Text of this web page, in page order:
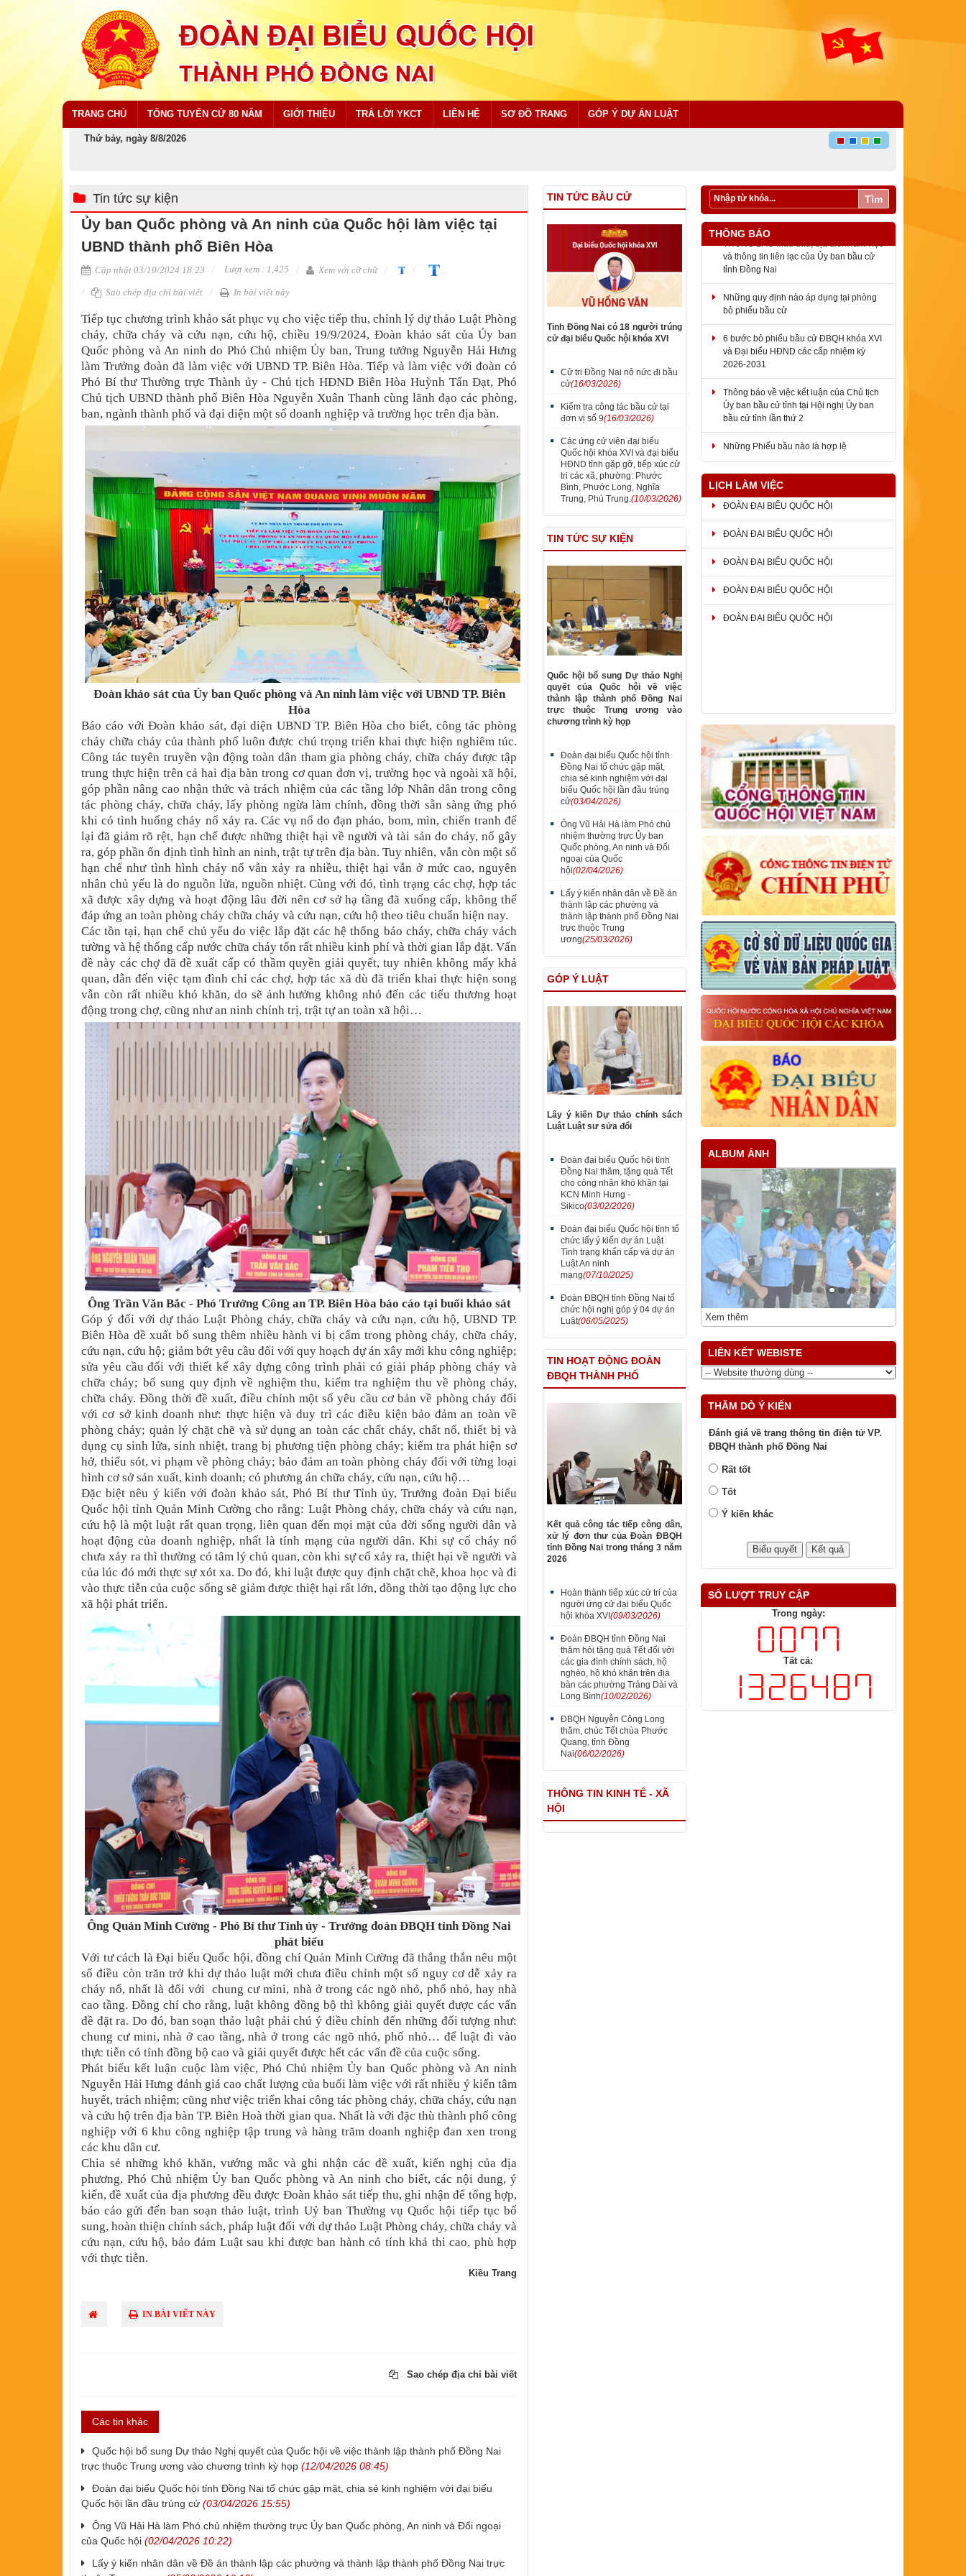
TRANG CHỦ TỔNG TUYỂN CỬ 80 NĂM GIỚI THIỆU TRẢ LỜI YKCT LIÊN HỆ SƠ ĐỒ TRANG GÓP Ý DỰ ÁN LUẬT
Thứ bảy, ngày 8/8/2026
Tìm
Tin tức sự kiện
Ủy ban Quốc phòng và An ninh của Quốc hội làm việc tại
UBND thành phố Biên Hòa
Cập nhật 03/10/2024 18:23 Lượt xem : 1,425 Xem với cỡ chữ
Sao chép địa chỉ bài viết In bài viết này
​Tiếp tục chương trình khảo sát phục vụ cho việc tiếp thu, chỉnh lý dự thảo Luật Phòng
cháy, chữa cháy và cứu nạn, cứu hộ, chiều 19/9/2024, Đoàn khảo sát của Ủy ban
Quốc phòng và An ninh do Phó Chủ nhiệm Ủy ban, Trung tướng Nguyễn Hải Hưng
làm Trưởng đoàn đã làm việc với UBND TP. Biên Hòa. Tiếp và làm việc với đoàn có
Phó Bí thư Thường trực Thành ủy - Chủ tịch HĐND Biên Hòa Huỳnh Tấn Đạt, Phó
Chủ tịch UBND thành phố Biên Hòa Nguyễn Xuân Thanh cùng lãnh đạo các phòng,
ban, ngành thành phố và đại diện một số doanh nghiệp và trường học trên địa bàn.
Đoàn khảo sát của Ủy ban Quốc phòng và An ninhlàm việc với UBND TP. Biên
Hòa
Báo cáo với Đoàn khảo sát, đại diện UBND TP. Biên Hòa cho biết, công tác phòng
cháy chữa cháy của thành phố luôn được chú trọng triển khai thực hiện nghiêm túc.
Công tác tuyên truyền vận động toàn dân tham gia phòng cháy, chữa cháy được tập
trung thực hiện trên cả hai địa bàn trong cơ quan đơn vị, trường học và ngoài xã hội,
góp phần nâng cao nhận thức và trách nhiệm của các tầng lớp Nhân dân trong công
tác phòng cháy, chữa cháy, lấy phòng ngừa làm chính, đồng thời sẵn sàng ứng phó
khi có tình huống cháy nổ xảy ra. Các vụ nổ do đạn pháo, bom, mìn, chiến tranh để
lại đã giảm rõ rệt, hạn chế được những thiệt hại về người và tài sản do cháy, nổ gây
ra, góp phần ổn định tình hình an ninh, trật tự trên địa bàn. Tuy nhiên, vẫn còn một số
hạn chế như tình hình cháy nổ vẫn xảy ra nhiều, thiệt hại vẫn ở mức cao, nguyên
nhân chủ yếu là do nguồn lửa, nguồn nhiệt. Cùng với đó, tình trạng các chợ, hợp tác
xã được xây dựng và hoạt động lâu đời nên cơ sở hạ tầng đã xuống cấp, không thể
đáp ứng an toàn phòng cháy chữa cháy và cứu nạn, cứu hộ theo tiêu chuẩn hiện nay.
Các tồn tại, hạn chế chủ yếu do việc lắp đặt các hệ thống báo cháy, chữa cháy vách
tường và hệ thống cấp nước chữa cháy tốn rất nhiều kinh phí và thời gian lắp đặt. Vấn
đề này các chợ đã đề xuất cấp có thầm quyền giải quyết, tuy nhiên không mấy khả
quan, dẫn đến việc tạm đình chỉ các chợ, hợp tác xã dù đã triển khai thực hiện song
vẫn còn rất nhiều khó khăn, do sẽ ảnh hưởng không nhỏ đến các tiểu thương hoạt
động trong chợ, cũng như an ninh chính trị, trật tự an toàn xã hội…
Ông Trần Văn Bắc - Phó Trưởng Công an TP. Biên Hòa báo cáo tại buổi kháo sát
Góp ý đối với dự thảo Luật Phòng cháy, chữa cháy và cứu nạn, cứu hộ, UBND TP.
Biên Hòa đề xuất bổ sung thêm nhiều hành vi bị cấm trong phòng cháy, chữa cháy,
cứu nạn, cứu hộ; giảm bớt yêu cầu đối với quy hoạch dự án xây mới khu công nghiệp;
sửa yêu cầu đối với thiết kế xây dựng công trình phải có giải pháp phòng cháy và
chữa cháy; bổ sung quy định về nghiệm thu, kiểm tra nghiệm thu về phòng cháy,
chữa cháy. Đồng thời đề xuất, điều chỉnh một số yêu cầu cơ bản về phòng cháy đối
với cơ sở kinh doanh như: thực hiện và duy trì các điều kiện bảo đảm an toàn về
phòng cháy; quản lý chặt chẽ và sử dụng an toàn các chất cháy, chất nổ, thiết bị và
dụng cụ sinh lửa, sinh nhiệt, trang bị phương tiện phòng cháy; kiểm tra phát hiện sơ
hở, thiếu sót, vi phạm về phòng cháy; bảo đảm an toàn phòng cháy đối với từng loại
hình cơ sở sản xuất, kinh doanh; có phương án chữa cháy, cứu nạn, cứu hộ…
Đặc biệt nêu ý kiến với đoàn khảo sát, Phó Bí thư Tỉnh ủy, Trưởng đoàn Đại biểu
Quốc hội tỉnh Quản Minh Cường cho rằng: Luật Phòng cháy, chữa cháy và cứu nạn,
cứu hộ là một luật rất quan trọng, liên quan đến mọi mặt của đời sống người dân và
hoạt động của doanh nghiệp, nhất là tính mạng của người dân. Khi sự cố cháy nổ
chưa xảy ra thì thường có tâm lý chủ quan, còn khi sự cố xảy ra, thiệt hại về người và
của lúc đó mới thực sự xót xa. Do đó, khi luật được quy định chặt chẽ, khoa học và đi
vào thực tiễn của cuộc sống sẽ giảm được thiệt hại rất lớn, đồng thời tạo động lực cho
xã hội phát triển.
Ông Quản Minh Cường - Phó Bí thư Tỉnh ủy - Trưởng đoàn ĐBQH tỉnh Đồng Nai
phát biểu
Với tư cách là Đại biểu Quốc hội, đồng chí Quản Minh Cường đã thẳng thắn nêu một
số điều còn trăn trở khi dự thảo luật mới chưa điều chỉnh một số nguy cơ dễ xảy ra
cháy nổ, nhất là đối với chung cư mini, nhà ở trong các ngõ nhỏ, phố nhỏ, hay nhà
cao tầng. Đồng chí cho rằng, luật không đồng bộ thì không giải quyết được các vấn
đề đặt ra. Do đó, ban soạn thảo luật phải chú ý điều chỉnh đến những đối tượng như:
chung cư mini, nhà ở cao tầng, nhà ở trong các ngõ nhỏ, phố nhỏ… để luật đi vào
thực tiễn có tính đồng bộ cao và giải quyết được hết các vấn đề của cuộc sống.
Phát biểu kết luận cuộc làm việc, Phó Chủ nhiệm Ủy ban Quốc phòng và An ninh
Nguyễn Hải Hưng đánh giá cao chất lượng của buổi làm việc với rất nhiều ý kiến tâm
huyết, trách nhiệm; cũng như việc triển khai công tác phòng cháy, chữa cháy, cứu nạn
và cứu hộ trên địa bàn TP. Biên Hoà thời gian qua. Nhất là với đặc thù thành phố công
nghiệp với 6 khu công nghiệp tập trung và hàng trăm doanh nghiệp đan xen trong
các khu dân cư.
Chia sẻ những khó khăn, vướng mắc và ghi nhận các đề xuất, kiến nghị của địa
phương, Phó Chủ nhiệm Ủy ban Quốc phòng và An ninh cho biết, các nội dung, ý
kiến, đề xuất của địa phương đều được Đoàn khảo sát tiếp thu, ghi nhận để tổng hợp,
báo cáo gửi đến ban soạn thảo luật, trình Uỷ ban Thường vụ Quốc hội tiếp tục bổ
sung, hoàn thiện chính sách, pháp luật đối với dự thảo Luật Phòng cháy, chữa cháy và
cứu nạn, cứu hộ, bảo đảm Luật sau khi được ban hành có tính khả thi cao, phù hợp
với thực tiễn.
Kiều Trang
IN BÀI VIẾT NÀY
Sao chép địa chỉ bài viết
Các tin khác
Quốc hội bổ sung Dự thảo Nghị quyết của Quốc hội về việc thành lập thành phố Đồng Nai
trực thuộc Trung ương vào chương trình kỳ họp (12/04/2026 08:45)
Đoàn đại biểu Quốc hội tỉnh Đồng Nai tổ chức gặp mặt, chia sẻ kinh nghiệm với đại biểu
Quốc hội lần đầu trúng cử (03/04/2026 15:55)
Ông Vũ Hải Hà làm Phó chủ nhiệm thường trực Ủy ban Quốc phòng, An ninh và Đối ngoại
của Quốc hội (02/04/2026 10:22)
Lấy ý kiến nhân dân về Đề án thành lập các phường và thành lập thành phố Đồng Nai trực
TIN TỨC BẦU CỬ
Tỉnh Đồng Nai có 18 người trúng
cử đại biểu Quốc hội khóa XVI
Cử tri Đồng Nai nô nức đi bầu
cử(16/03/2026)
Kiểm tra công tác bầu cử tại
đơn vị số 9(16/03/2026)
Các ứng cử viên đại biểu
Quốc hội khóa XVI và đại biểu
HĐND tỉnh gặp gỡ, tiếp xúc cử
tri các xã, phường: Phước
Bình, Phước Long, Nghĩa
Trung, Phú Trung.(10/03/2026)
TIN TỨC SỰ KIỆN
Quốc hội bổ sung Dự thảo Nghị
quyết của Quốc hội về việc
thành lập thành phố Đồng Nai
trực thuộc Trung ương vào
chương trình kỳ họp
Đoàn đại biểu Quốc hội tỉnh
Đồng Nai tổ chức gặp mặt,
chia sẻ kinh nghiệm với đại
biểu Quốc hội lần đầu trúng
cử(03/04/2026)
Ông Vũ Hải Hà làm Phó chủ
nhiệm thường trực Ủy ban
Quốc phòng, An ninh và Đối
ngoại của Quốc
hội(02/04/2026)
Lấy ý kiến nhân dân về Đề án
thành lập các phường và
thành lập thành phố Đồng Nai
trực thuộc Trung
ương(25/03/2026)
GÓP Ý LUẬT
Lấy ý kiến Dự thảo chính sách
Luật Luật sư sửa đổi
Đoàn đại biểu Quốc hội tỉnh
Đồng Nai thăm, tặng quà Tết
cho công nhân khó khăn tại
KCN Minh Hưng -
Sikico(03/02/2026)
Đoàn đại biểu Quốc hội tỉnh tổ
chức lấy ý kiến dự án Luật
Tình trạng khẩn cấp và dự án
Luật An ninh
mạng(07/10/2025)
Đoàn ĐBQH tỉnh Đồng Nai tổ
chức hội nghị góp ý 04 dự án
Luật(06/05/2025)
TIN HOẠT ĐỘNG ĐOÀN
ĐBQH THÀNH PHỐ
Kết quả công tác tiếp công dân,
xử lý đơn thư của Đoàn ĐBQH
tỉnh Đồng Nai trong tháng 3 năm
2026
Hoàn thành tiếp xúc cử tri của
người ứng cử đại biểu Quốc
hội khóa XVI(09/03/2026)
Đoàn ĐBQH tỉnh Đồng Nai
thăm hỏi tặng quà Tết đối với
các gia đình chính sách, hộ
nghèo, hộ khó khăn trên địa
bàn các phường Trảng Dài và
Long Bình(10/02/2026)
ĐBQH Nguyễn Công Long
thăm, chúc Tết chùa Phước
Quang, tỉnh Đồng
Nai(06/02/2026)
THÔNG TIN KINH TẾ - XÃ
HỘI
THÔNG BÁO
THÔNG BÁO Mẫu dấu, địa điểm làm việc
và thông tin liên lạc của Ủy ban bầu cử
tỉnh Đồng Nai
Những quy định nào áp dụng tại phòng
bỏ phiếu bầu cử
6 bước bỏ phiếu bầu cử ĐBQH khóa XVI
và Đại biểu HĐND các cấp nhiệm kỳ
2026-2031
Thông báo về việc kết luận của Chủ tịch
Ủy ban bầu cử tỉnh tại Hội nghị Ủy ban
bầu cử tỉnh lần thứ 2
Những Phiếu bầu nào là hợp lệ
LỊCH LÀM VIỆC
ĐOÀN ĐẠI BIỂU QUỐC HỘI
ĐOÀN ĐẠI BIỂU QUỐC HỘI
ĐOÀN ĐẠI BIỂU QUỐC HỘI
ĐOÀN ĐẠI BIỂU QUỐC HỘI
ĐOÀN ĐẠI BIỂU QUỐC HỘI
ALBUM ẢNH
Xem thêm
LIÊN KẾT WEBISTE
THĂM DÒ Ý KIẾN
Đánh giá về trang thông tin điện tử VP.
ĐBQH thành phố Đồng Nai
Rất tốt
Tốt
Ý kiến khác
SỐ LƯỢT TRUY CẬP
Trong ngày:
Tất cả: